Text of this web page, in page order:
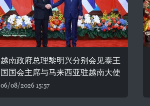
越南政府总理黎明兴分别会见泰王
国国会主席与马来西亚驻越南大使
06/08/2026 15:57